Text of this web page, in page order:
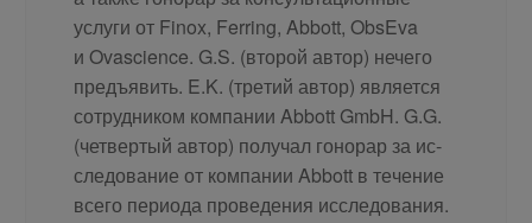
услу­ги от Finox, Ferring, Abbott, ObsEva
и Ovascience. G.S. (вто­рой ав­тор) нече­го
предъ­явить. E.K. (тре­тий ав­тор) яв­ля­ет­ся
со­труд­ни­ком ком­па­нии Abbott GmbH. G.G.
(чет­вер­тый ав­тор) по­лу­чал го­но­рар за ис­
сле­до­ва­ние от ком­па­нии Abbott в те­че­ние
все­го пе­ри­о­да про­ве­де­ния ис­сле­до­вания.